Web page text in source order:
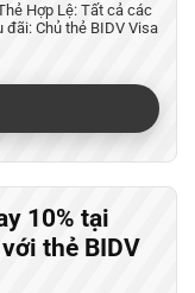
Hợp Lệ: Tất cả các
Chủ thẻ BIDV Visa
10% tại
thẻ BIDV